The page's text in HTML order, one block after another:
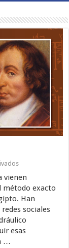
en
Hidráulica
en
Elevadores
vienen
método exacto
Han
sociales
esas
…